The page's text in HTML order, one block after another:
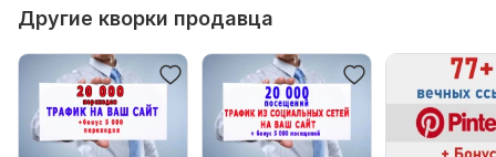
Другие кворки продавца